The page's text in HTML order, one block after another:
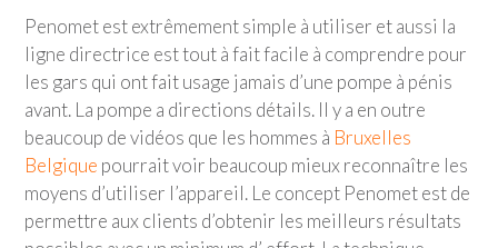
Penomet est extrêmement simple à utiliser et aussi la
ligne directrice est tout à fait facile à comprendre pour
les gars qui ont fait usage jamais d’une pompe à pénis
avant. La pompe a directions détails. Il y a en outre
beaucoup de vidéos que les hommes à Bruxelles
Belgique pourrait voir beaucoup mieux reconnaître les
moyens d’utiliser l’appareil. Le concept Penomet est de
permettre aux clients d’obtenir les meilleurs résultats